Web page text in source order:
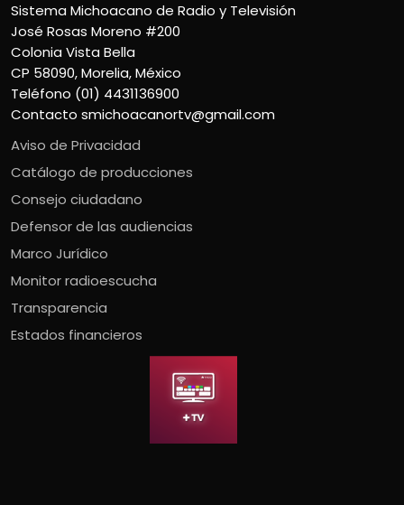
Sistema Michoacano de Radio y Televisión
José Rosas Moreno #200
Colonia Vista Bella
CP 58090, Morelia, México
Teléfono (01) 4431136900
Contacto smichoacanortv@gmail.com
Aviso de Privacidad
Catálogo de producciones
Consejo ciudadano
Defensor de las audiencias
Marco Jurídico
Monitor radioescucha
Transparencia
Estados financieros